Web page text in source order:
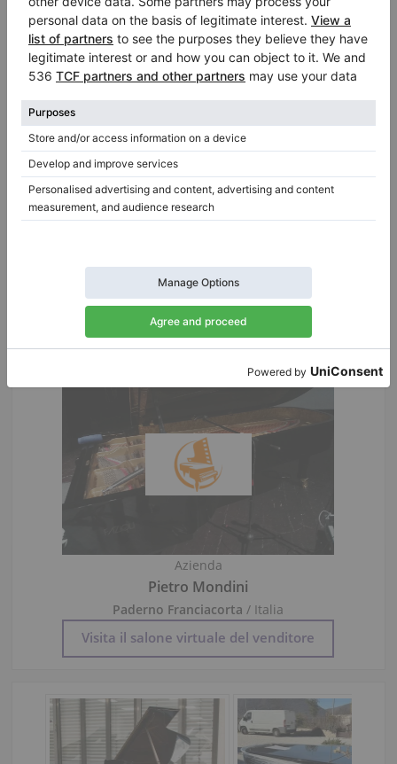
Report Listing
ID:437645|Data di inserimento:2026-05-27 16:24:43|
Visualizzazioni:725
Chiedi i dettagli:
Persona di contatto:Pietro Mondini
Informazioni su venditore:
Azienda
Pietro Mondini
Paderno Franciacorta / Italia
Visita il salone virtuale del venditore